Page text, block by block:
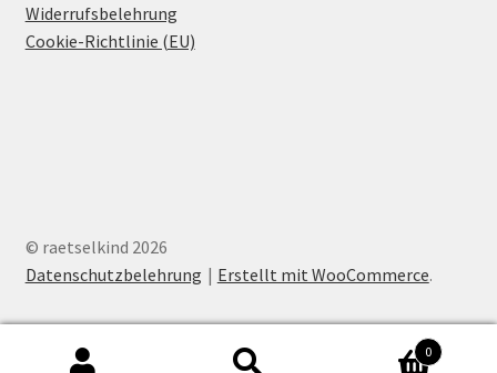
Widerrufsbelehrung
Cookie-Richtlinie (EU)
© raetselkind 2026
Datenschutzbelehrung
Erstellt mit WooCommerce.
0